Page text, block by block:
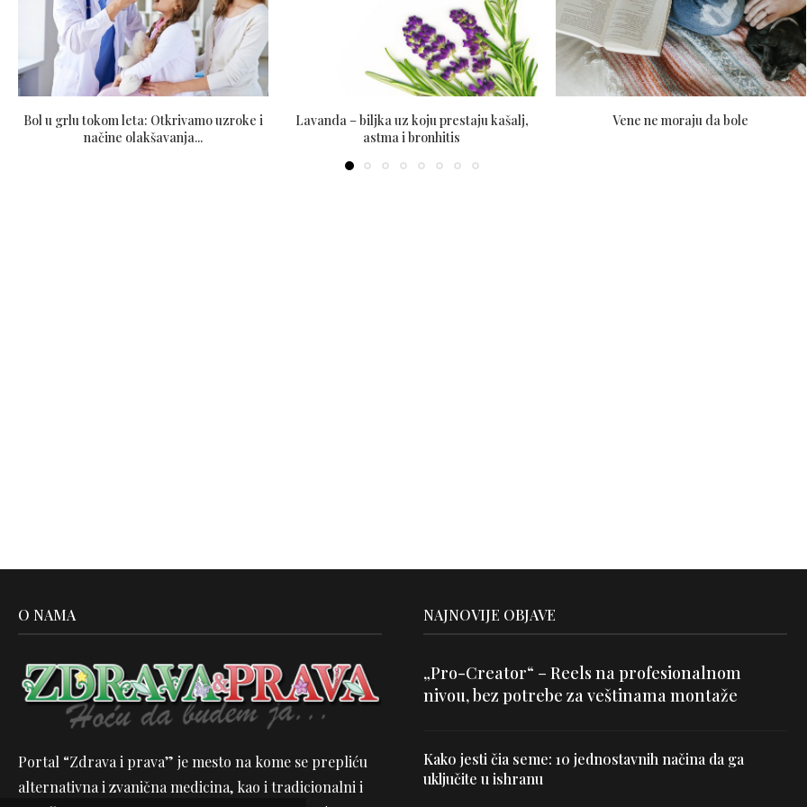
Bol u grlu tokom leta: Otkrivamo uzroke i
načine olakšavanja...
Lavanda – biljka uz koju prestaju kašalj,
astma i bronhitis
Vene ne moraju da bole
O NAMA
Portal “Zdrava i prava” je mesto na kome se prepliću
alternativna i zvanična medicina, kao i tradicionalni i
NAJNOVIJE OBJAVE
„Pro-Creator“ – Reels na profesionalnom
nivou, bez potrebe za veštinama montaže
Kako jesti čia seme: 10 jednostavnih načina da ga
uključite u ishranu